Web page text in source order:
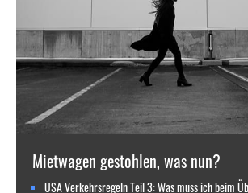
Mietwagen gestohlen, was nun?
USA Verkehrsregeln Teil 3: Was muss ich beim